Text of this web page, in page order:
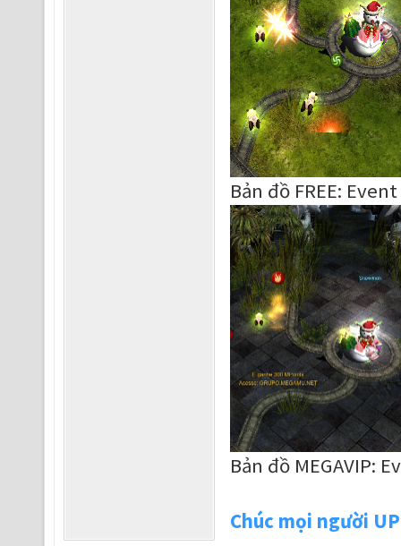
Bản đồ FREE:
Bản đồ MEGAVIP:
Chúc mọi người